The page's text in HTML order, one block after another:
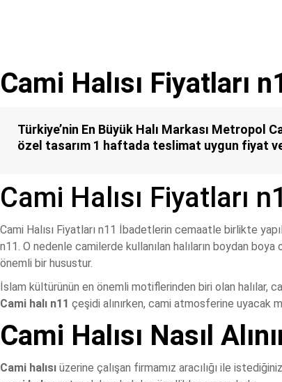
Cami Halısı Fiyatları
Türkiye’nin En Büyük Halı Markası Metropol
özel tasarım 1 haftada teslimat uygun fiyat
Cami Halısı Fiyatları
Cami Halısı Fiyatları n11 İbadetlerin cemaatle birlikte
n11. O nedenle camilerde kullanılan halıların boydan
önemli bir husustur.
İslam kültürünün en önemli motiflerinden biri olan halılar,
Cami halı n11 çeşidi alınırken, cami atmosferine uyacak
Cami Halısı Nasıl
Cami halısı üzerine çalışan firmamız aracılığı ile